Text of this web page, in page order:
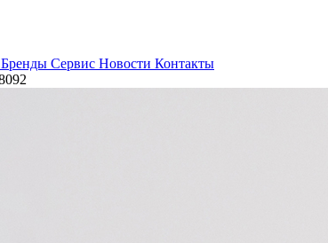
Бренды Сервис Новости Контакты